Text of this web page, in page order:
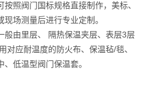
照阀门国标规格直接制作，美标、
场测量后进行专业定制。
般由里层、 隔热保温夹层、表层3层
对应耐温度的防火布、保温毡/毯、
低温型阀门保温套。